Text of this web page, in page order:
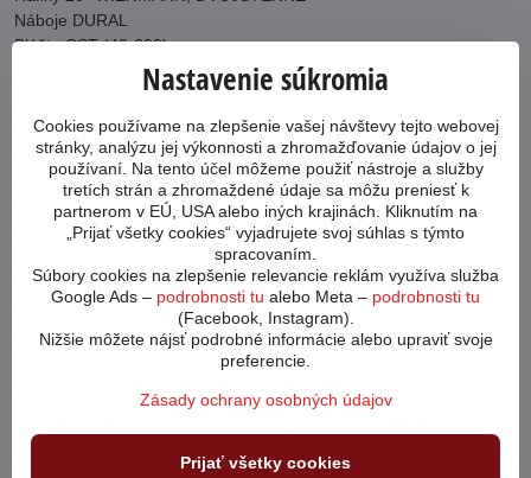
Náboje DURAL
Plášte CST (42-622)
Blatníky POLYCARBON
Radenie S-Ride , 7 RYCHLOSTÍ
Prehadzovačka zadná S-Ride
Pastorok 7 RYCHLOSTÍ,ŠROBOVACÍ,14-28
Počet rýchlosti 7
Nosič HLINIKOVÝ
Displej LCD
Nosnosť 120 kg
Hmotnosť 25,7 kg
Poznámka Hmotnosť udávaná pre rám 18"
Nabíjačka 36V/3Ah,108Wh
Viac z kategórie
Leader Fox
Nastavenie súkromia
Cookies používame na zlepšenie vašej návštevy tejto webovej
stránky, analýzu jej výkonnosti a zhromažďovanie údajov o jej
používaní. Na tento účel môžeme použiť nástroje a služby
tretích strán a zhromaždené údaje sa môžu preniesť k
partnerom v EÚ, USA alebo iných krajinách. Kliknutím na
„Prijať všetky cookies“ vyjadrujete svoj súhlas s týmto
spracovaním.
Súbory cookies na zlepšenie relevancie reklám využíva služba
Google Ads – podrobnosti tu alebo Meta – podrobnosti tu
(Facebook, Instagram).
Nižšie môžete nájsť podrobné informácie alebo upraviť svoje
preferencie.
Zásady ochrany osobných údajov
Prijať všetky cookies